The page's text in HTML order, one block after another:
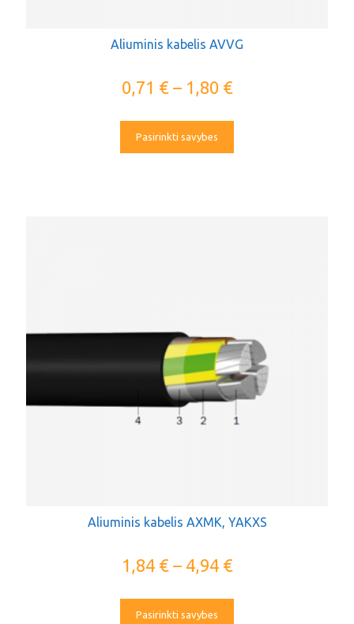
Aliuminis kabelis AVVG
0,71 €– 1,80 €
Pasirinkti savybes
Aliuminis kabelis AXMK, YAKXS
1,84 €– 4,94 €
Pasirinkti savybes